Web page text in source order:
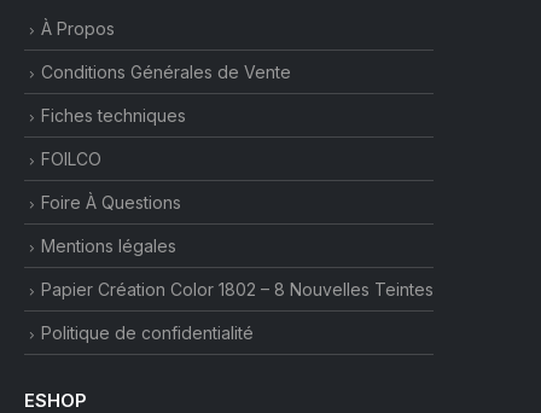
À Propos
Conditions Générales de Vente
Fiches techniques
FOILCO
Foire À Questions
Mentions légales
Papier Création Color 1802 – 8 Nouvelles Teintes
Politique de confidentialité
ESHOP